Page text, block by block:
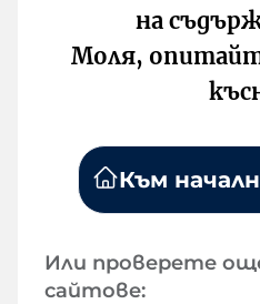
на
Моля,
Към
Или проверете
сайтове: